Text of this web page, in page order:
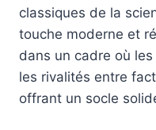
classiques de la
touche moderne et
dans un cadre où
les rivalités entre
offrant un socle